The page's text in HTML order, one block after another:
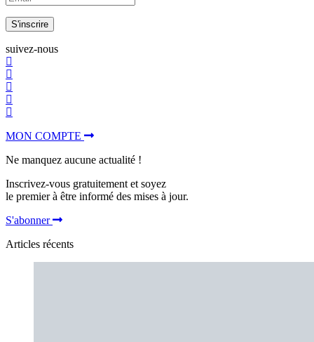
S'inscrire
suivez-nous
MON COMPTE
Ne manquez aucune actualité !
Inscrivez-vous gratuitement et soyez
le premier à être informé des mises à jour.
S'abonner
Articles récents